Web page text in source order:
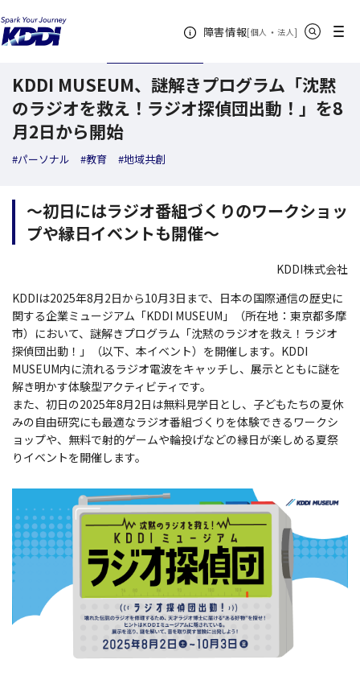
障害情報[個人 ・ 法人新規ウィンドウ
]
メニュー
KDDI MUSEUM、謎解きプログラム「沈黙
のラジオを救え！ラジオ探偵団出動！」を8
月2日から開始
#パーソナル #教育 #地域共創
～初日にはラジオ番組づくりのワークショッ
プや縁日イベントも開催～
KDDI株式会社
KDDIは2025年8月2日から10月3日まで、日本の国際通信の歴史に
関する企業ミュージアム「KDDI MUSEUM」（所在地：東京都多摩
市）において、謎解きプログラム「沈黙のラジオを救え！ラジオ
探偵団出動！」（以下、本イベント）を開催します。KDDI
MUSEUM内に流れるラジオ電波をキャッチし、展示とともに謎を
解き明かす体験型アクティビティです。
また、初日の2025年8月2日は無料見学日とし、子どもたちの夏休
みの自由研究にも最適なラジオ番組づくりを体験できるワークシ
ョップや、無料で射的ゲームや輪投げなどの縁日が楽しめる夏祭
りイベントを開催します。